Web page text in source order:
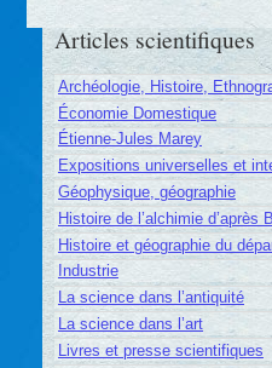
Articles scientifiques
Archéologie, Histoire,
Économie Domestique
Étienne-Jules Marey
Expositions universelles et
Géophysique, géographie
Histoire de l’alchimie d’après
Histoire et géographie du
Industrie
La science dans l’antiquité
La science dans l’art
Livres et presse scientifiques